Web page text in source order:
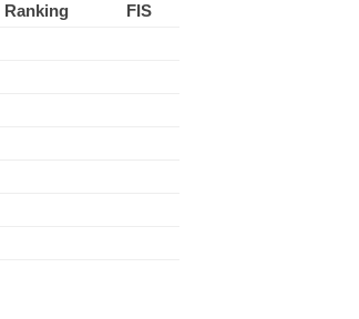
Ranking
FIS